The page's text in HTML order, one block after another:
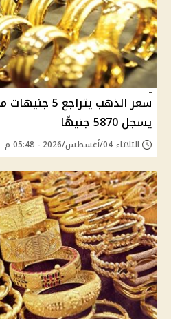
يسجل 5870 جنيهًا
الثلاثاء 04/أغسطس/2026 - 05:48 م